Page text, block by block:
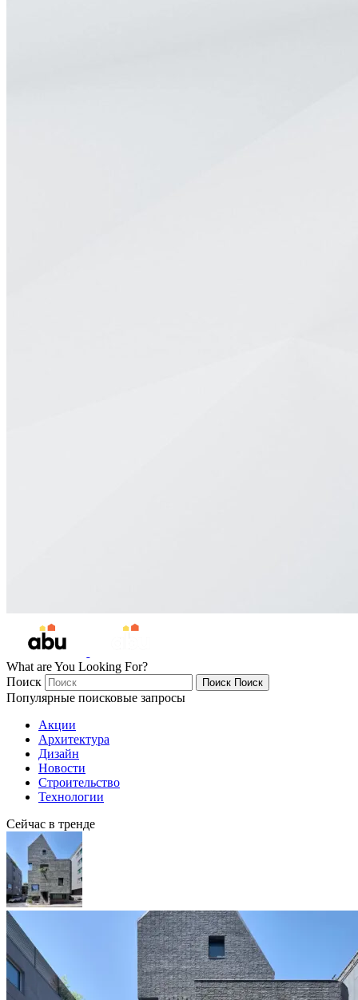
What are You Looking For?
Поиск
Поиск Поиск
Популярные поисковые запросы
Акции
Архитектура
Дизайн
Новости
Строительство
Технологии
Сейчас в тренде